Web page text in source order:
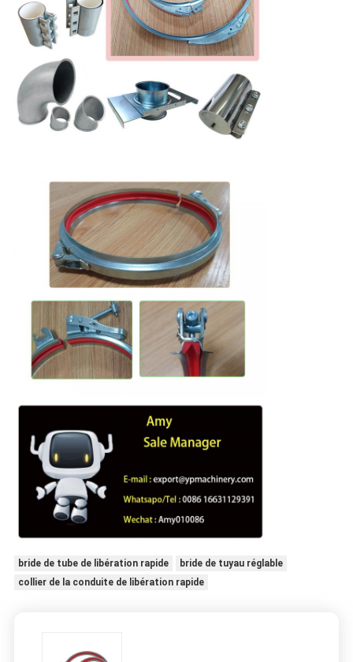
bride de tube de libération rapide
bride de tuyau réglable
collier de la conduite de libération rapide